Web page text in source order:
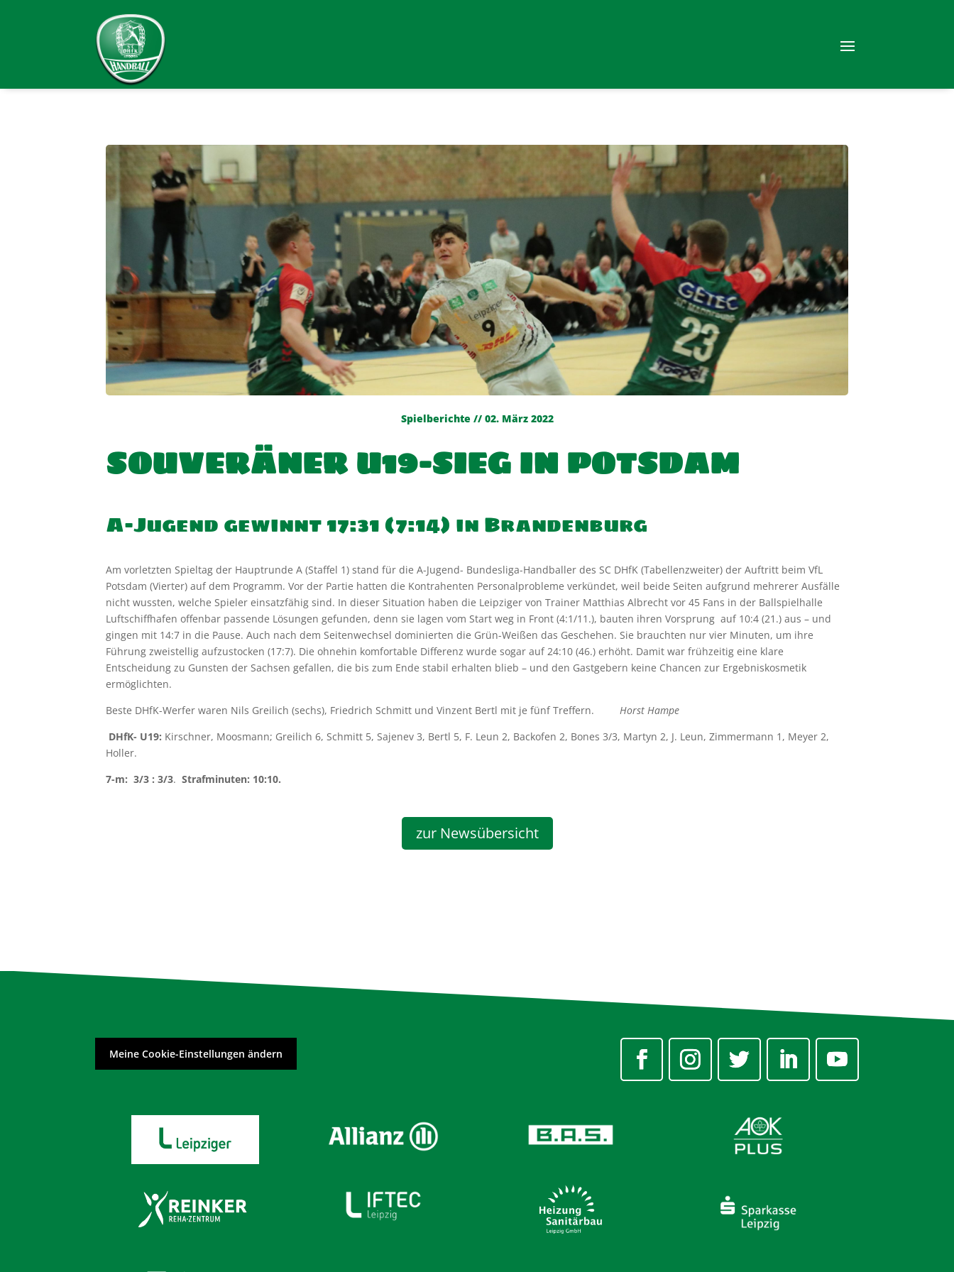
Spielberichte // 02. März 2022
SOUVERÄNER U19-SIEG IN POTSDAM
A-Jugend gewinnt 17:31 (7:14) in Brandenburg
Am vorletzten Spieltag der Hauptrunde A (Staffel 1) stand für die A-Jugend- Bundesliga-Handballer des SC DHfK (Tabellenzweiter) der Auftritt beim VfL
Potsdam (Vierter) auf dem Programm. Vor der Partie hatten die Kontrahenten Personalprobleme verkündet, weil beide Seiten aufgrund mehrerer Ausfälle
nicht wussten, welche Spieler einsatzfähig sind. In dieser Situation haben die Leipziger von Trainer Matthias Albrecht vor 45 Fans in der Ballspielhalle
Luftschiffhafen offenbar passende Lösungen gefunden, denn sie lagen vom Start weg in Front (4:1/11.), bauten ihren Vorsprung auf 10:4 (21.) aus – und
gingen mit 14:7 in die Pause. Auch nach dem Seitenwechsel dominierten die Grün-Weißen das Geschehen. Sie brauchten nur vier Minuten, um ihre
Führung zweistellig aufzustocken (17:7). Die ohnehin komfortable Differenz wurde sogar auf 24:10 (46.) erhöht. Damit war frühzeitig eine klare
Entscheidung zu Gunsten der Sachsen gefallen, die bis zum Ende stabil erhalten blieb – und den Gastgebern keine Chancen zur Ergebniskosmetik
ermöglichten.
Beste DHfK-Werfer waren Nils Greilich (sechs), Friedrich Schmitt und Vinzent Bertl mit je fünf Treffern.Horst Hampe
DHfK- U19: Kirschner, Moosmann; Greilich 6, Schmitt 5, Sajenev 3, Bertl 5, F. Leun 2, Backofen 2, Bones 3/3, Martyn 2, J. Leun, Zimmermann 1, Meyer 2,
Holler.
7-m: 3/3 : 3/3.Strafminuten: 10:10.
zur Newsübersicht
Meine Cookie-Einstellungen ändern